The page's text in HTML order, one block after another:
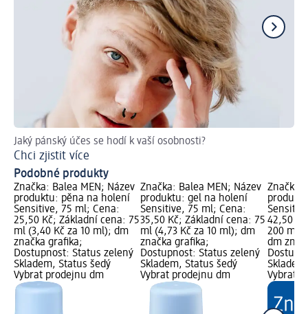
Jaký pánský účes se hodí k vaší osobnosti?
Chci zjistit více
Podobné produkty
Značka: Balea MEN; Název
produktu: pěna na holení
Sensitive, 75 ml; Cena:
25,50 Kč; Základní cena: 75
ml (3,40 Kč za 10 ml); dm
značka grafika;
Dostupnost: Status zelený
Skladem, Status šedý
Vybrat prodejnu dm
Značka: Balea MEN; Název
produktu: gel na holení
Sensitive, 75 ml; Cena:
35,50 Kč; Základní cena: 75
ml (4,73 Kč za 10 ml); dm
značka grafika;
Dostupnost: Status zelený
Skladem, Status šedý
Vybrat prodejnu dm
Značka:
42,50
200 ml
dm
Vybrat